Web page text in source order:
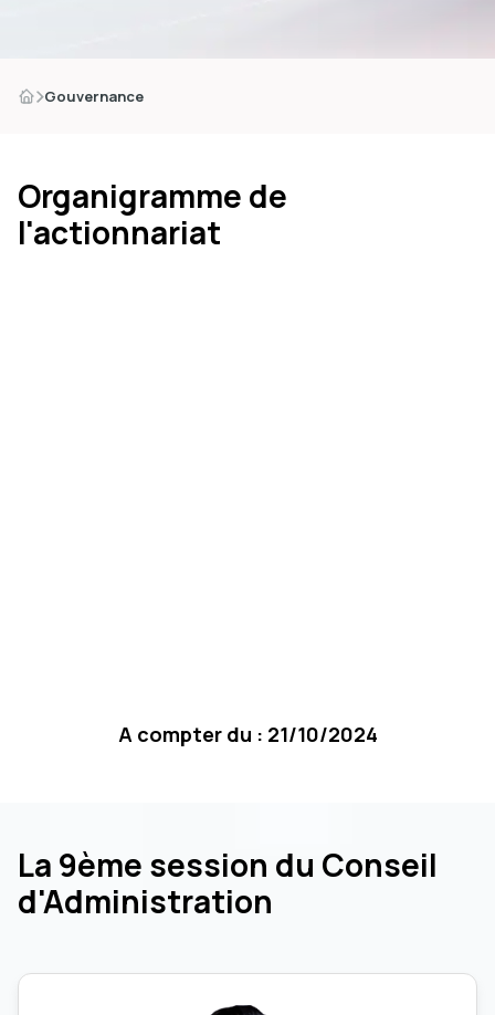
Gouvernance
Organigramme de
l'actionnariat
A compter du : 21/10/2024
La 9ème session du Conseil
d'Administration